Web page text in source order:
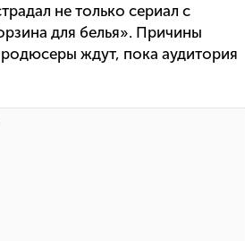
не только сериал с
для белья». Причины
ждут, пока аудитория